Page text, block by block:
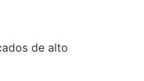
de alto